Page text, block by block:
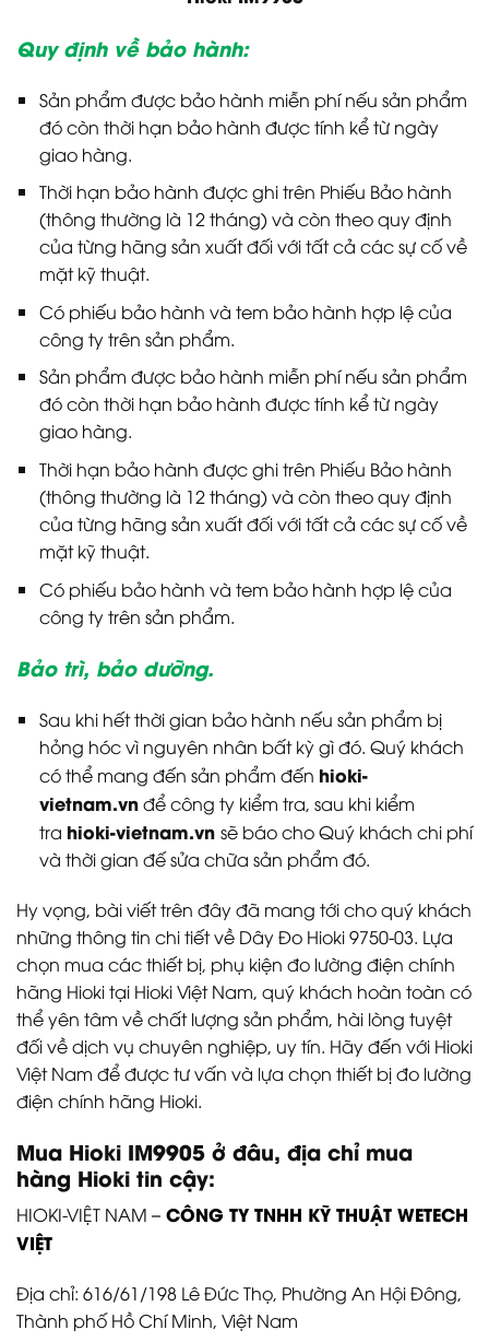
Quy định về bảo hành:
Sản phẩm được bảo hành miễn phí nếu sản phẩm
đó còn thời hạn bảo hành được tính kể từ ngày
giao hàng.
Thời hạn bảo hành được ghi trên Phiếu Bảo hành
(thông thường là 12 tháng) và còn theo quy định
của từng hãng sản xuất đối với tất cả các sự cố về
mặt kỹ thuật.
Có phiếu bảo hành và tem bảo hành hợp lệ của
công ty trên sản phẩm.
Sản phẩm được bảo hành miễn phí nếu sản phẩm
đó còn thời hạn bảo hành được tính kể từ ngày
giao hàng.
Thời hạn bảo hành được ghi trên Phiếu Bảo hành
(thông thường là 12 tháng) và còn theo quy định
của từng hãng sản xuất đối với tất cả các sự cố về
mặt kỹ thuật.
Có phiếu bảo hành và tem bảo hành hợp lệ của
công ty trên sản phẩm.
Bảo trì, bảo dưỡng.
Sau khi hết thời gian bảo hành nếu sản phẩm bị
hỏng hóc vì nguyên nhân bất kỳ gì đó. Quý khách
có thể mang đến sản phẩm đến hioki-
vietnam.vnđể công ty kiểm tra, sau khi kiểm
tra hioki-vietnam.vn sẽ báo cho Quý khách chi phí
và thời gian đế sửa chữa sản phẩm đó.
Hy vọng, bài viết trên đây đã mang tới cho quý khách
những thông tin chi tiết về Dây Đo Hioki 9750-03. Lựa
chọn mua các thiết bị, phụ kiện đo lường điện chính
hãng Hioki tại Hioki Việt Nam, quý khách hoàn toàn có
thể yên tâm về chất lượng sản phẩm, hài lòng tuyệt
đối về dịch vụ chuyên nghiệp, uy tín. Hãy đến với Hioki
Việt Nam để được tư vấn và lựa chọn thiết bị đo lường
điện chính hãng Hioki.
Mua Hioki IM9905 ở đâu, địa chỉ mua
hàng Hioki tin cậy:
HIOKI-VIỆT NAM – CÔNG TY TNHH KỸ THUẬT WETECH
VIỆT
Địa chỉ: 616/61/198 Lê Đức Thọ, Phường An Hội Đông,
Thành phố Hồ Chí Minh, Việt Nam